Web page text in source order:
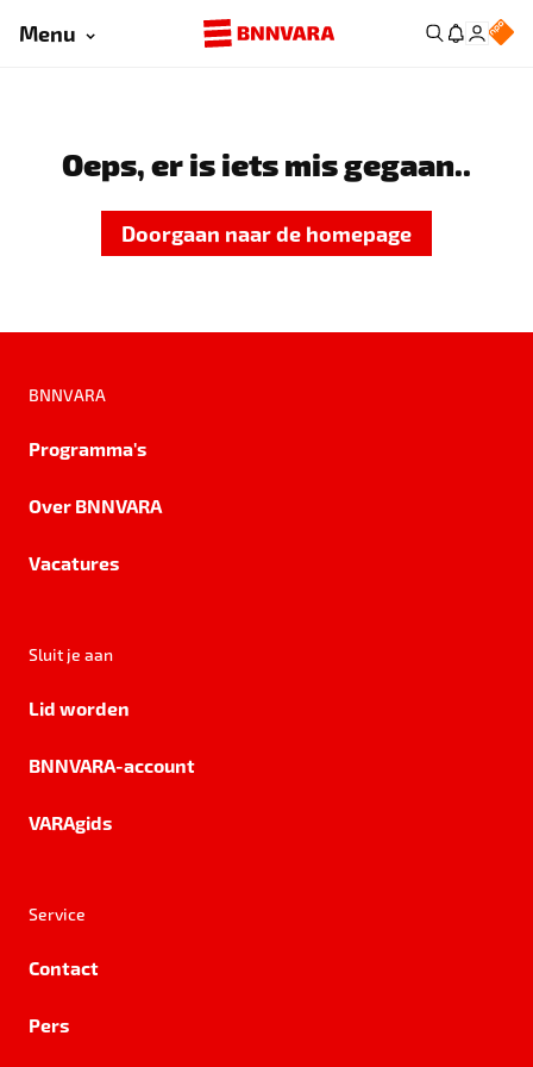
Menu
Oeps, er is iets mis gegaan..
Doorgaan naar de homepage
BNNVARA
Programma's
Over BNNVARA
Vacatures
Sluit je aan
Lid worden
BNNVARA-account
VARAgids
Service
Contact
Pers